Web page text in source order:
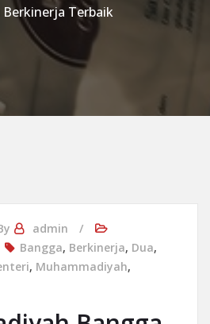
Terbaik
admin
Bangga, Berkinerja, Dua,
, Muhammadiyah,